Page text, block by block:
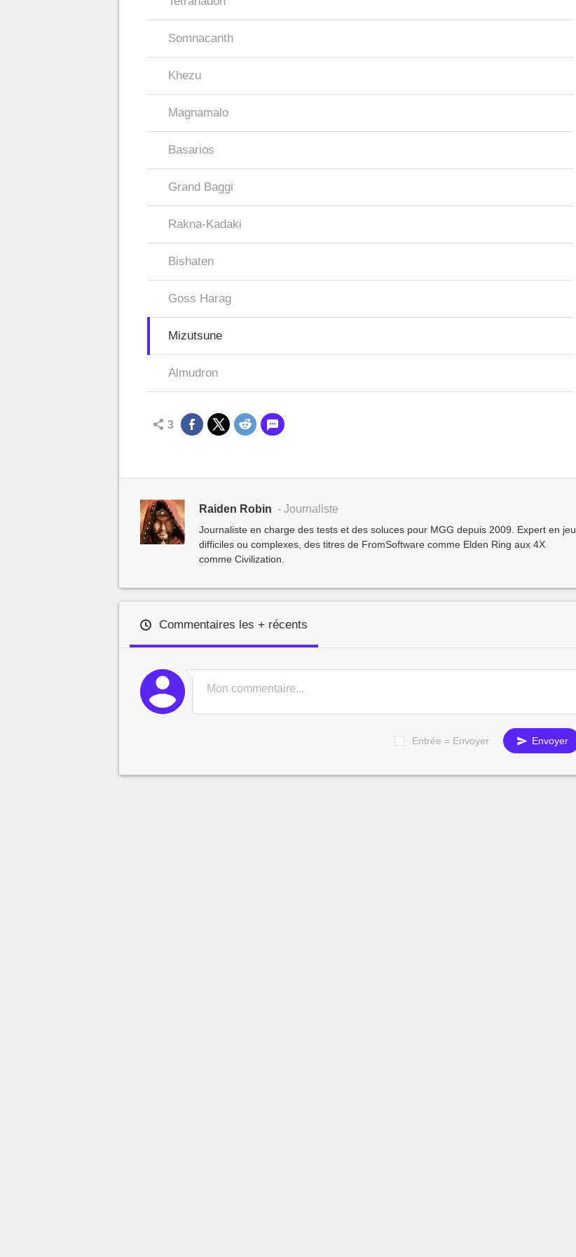
Somnacanth
Khezu
Magnamalo
Basarios
Grand Baggi
Rakna-Kadaki
Bishaten
Goss Harag
Mizutsune
Almudron
3
Raiden Robin - Journaliste
Journaliste en charge des tests et des soluces pour MGG depuis 2009. Expert en jeu
difficiles ou complexes, des titres de FromSoftware comme Elden Ring aux 4X
comme Civilization.
Commentaires les + récents
Entrée = Envoyer Envoyer